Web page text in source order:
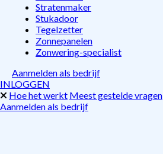
Stratenmaker
Stukadoor
Tegelzetter
Zonnepanelen
Zonwering-specialist
Aanmelden als bedrijf
INLOGGEN
Hoe het werkt Meest gestelde vragen
Aanmelden als bedrijf